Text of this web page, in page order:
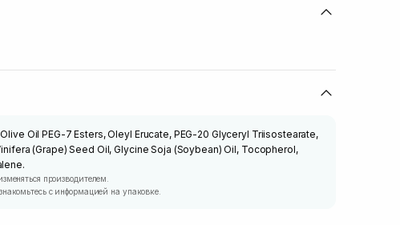
Oil PEG-7 Esters, Oleyl Erucate, PEG-20 Glyceryl Triisostearate,
(Grape) Seed Oil, Glycine Soja (Soybean) Oil, Tocopherol,
производителем.
с информацией на упаковке.